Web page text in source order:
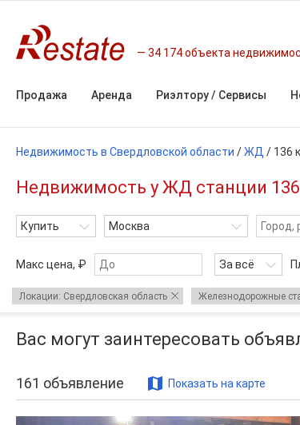
34 174 объекта
Продажа Аренда Риэлтору / Сервисы
Недвижимость в Свердловской области /ЖД / 136
Недвижимость у ЖД станции
Купить Москва
Макс цена, ₽ За всё
Локации: Свердловская область Железнодорожные
Вас могут заинтересовать
161 объявление Показать на карте